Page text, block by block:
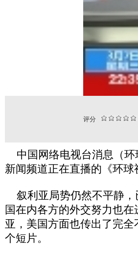
评分
中国网络电视台消息（环
新闻频道正在直播的《环
叙利亚局势仍然不平静，
国在内各方的外交努力也
亚，美国方面也传出了完
个短片。